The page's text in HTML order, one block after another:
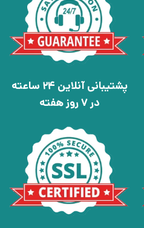
پشتیبانی آنلاین 24 ساعته
در 7 روز هفته